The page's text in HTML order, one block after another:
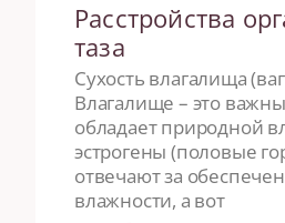
Расстройства
таза
Сухость влагалища
Влагалище – это
обладает природной
эстрогены (половые
отвечают за
влажности, а вот